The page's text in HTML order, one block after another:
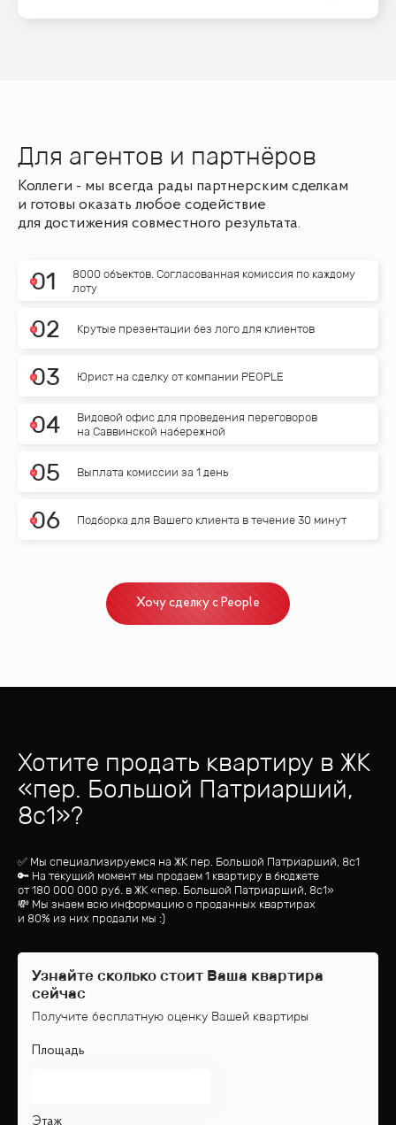
Для агентов и партнёров
Коллеги - мы всегда рады партнерским сделкам
и готовы оказать любое содействие
для достижения совместного результата.
01
8000 объектов. Согласованная комиссия по каждому
лоту
02 Крутые презентации без лого для клиентов
03 Юрист на сделку от компании PEOPLE
04
Видовой офис для проведения переговоров
на Саввинской набережной
05 Выплата комиссии за 1 день
06 Подборка для Вашего клиента в течение 30 минут
Хочу сделку с People
Хотите продать квартиру в ЖК
«пер. Большой Патриарший,
8с1»?
✅ Мы специализируемся на ЖК пер. Большой Патриарший, 8с1
🔑 На текущий момент мы продаем 1 квартиру в бюджете
от180 000 000 руб. в ЖК «пер. Большой Патриарший, 8с1»
💸 Мы знаем всю информацию о проданных квартирах
и 80% из них продали мы :)
Узнайте сколько стоит Ваша квартира
сейчас
Получите бесплатную оценку Вашей квартиры
Площадь
Этаж